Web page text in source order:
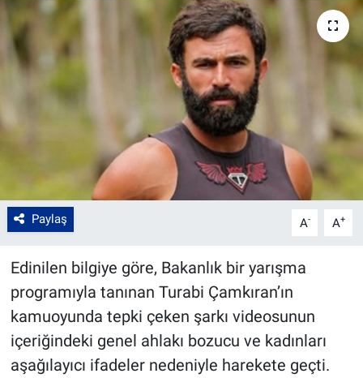
Paylaş A- A+
Edinilen bilgiye göre, Bakanlık bir yarışma
programıyla tanınan Turabi Çamkıran’ın
kamuoyunda tepki çeken şarkı videosunun
içeriğindeki genel ahlakı bozucu ve kadınları
aşağılayıcı ifadeler nedeniyle harekete geçti.